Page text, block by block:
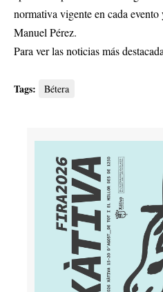
normativa vigente en cada
Manuel Pérez.
Para ver las noticias más
Tags: Bétera